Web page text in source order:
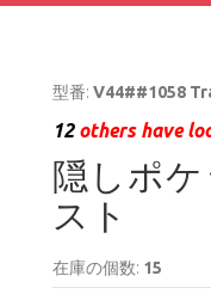
型番: V44##1058
12others have
隠しポ
スト
在庫の個数: 15